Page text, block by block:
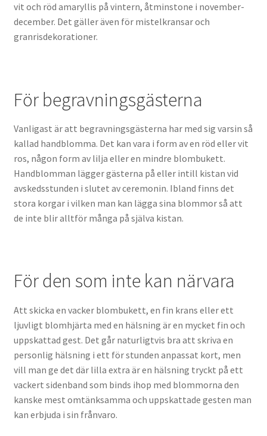
vit och röd amaryllis på vintern, åtminstone i november-
december. Det gäller även för mistelkransar och
granrisdekorationer.
För begravningsgästerna
Vanligast är att begravningsgästerna har med sig varsin så
kallad handblomma. Det kan vara i form av en röd eller vit
ros, någon form av lilja eller en mindre blombukett.
Handblomman lägger gästerna på eller intill kistan vid
avskedsstunden i slutet av ceremonin. Ibland finns det
stora korgar i vilken man kan lägga sina blommor så att
de inte blir alltför många på själva kistan.
För den som inte kan närvara
Att skicka en vacker blombukett, en fin krans eller ett
ljuvligt blomhjärta med en hälsning är en mycket fin och
uppskattad gest. Det går naturligtvis bra att skriva en
personlig hälsning i ett för stunden anpassat kort, men
vill man ge det där lilla extra är en hälsning tryckt på ett
vackert sidenband som binds ihop med blommorna den
kanske mest omtänksamma och uppskattade gesten man
kan erbjuda i sin frånvaro.